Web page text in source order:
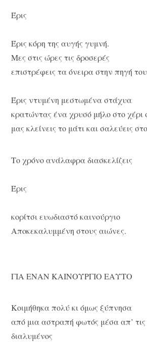
Έρις
Έρις κόρη της αυγής γυμνή.
Mες στις ώρες τις δροσερές
επιστρέφεις τα όνειρα στην πηγή
Έρις ντυμένη μεστωμένα στάχυα
κρατώντας ένα χρυσό μήλο στο χέρι
μας κλείνεις το μάτι και σαλεύεις
Το χρόνο ανάλαφρα διασκελίζεις
Έρις
κορίτσι ευωδιαστό καινούργιο
Αποκεκαλυμμένη στους αιώνες.
ΓΙΑ ΕΝΑΝ ΚΑΙΝΟΥΡΓΙΟ ΕΑΥΤΟ
Κοιμήθηκα πολύ κι όμως ξύπνησα
από μια αστραπή φωτός μέσα απ’ τις
διαλυμένος